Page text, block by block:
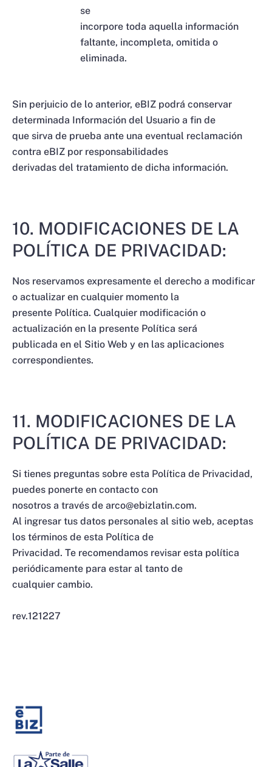
se
incorpore toda aquella información
faltante, incompleta, omitida o
eliminada.
Sin perjuicio de lo anterior, eBIZ podrá conservar
determinada Información del Usuario a fin de
que sirva de prueba ante una eventual reclamación
contra eBIZ por responsabilidades
derivadas del tratamiento de dicha información.
10. MODIFICACIONES DE LA
POLÍTICA DE PRIVACIDAD:
Nos reservamos expresamente el derecho a modificar
o actualizar en cualquier momento la
presente Política. Cualquier modificación o
actualización en la presente Política será
publicada en el Sitio Web y en las aplicaciones
correspondientes.
11. MODIFICACIONES DE LA
POLÍTICA DE PRIVACIDAD:
Si tienes preguntas sobre esta Política de Privacidad,
puedes ponerte en contacto con
nosotros a través de arco@ebizlatin.com.
Al ingresar tus datos personales al sitio web, aceptas
los términos de esta Política de
Privacidad. Te recomendamos revisar esta política
periódicamente para estar al tanto de
cualquier cambio.
rev.121227